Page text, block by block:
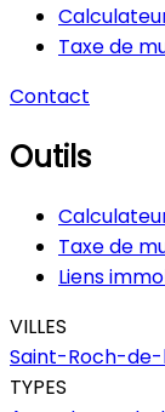
Taxe de
Contact
Outils
Taxe de
Liens
VILLES
Saint-Roch-
TYPES